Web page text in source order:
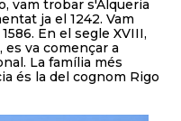
vam trobar s'Alqueria
ja el 1242. Vam
En el segle XVIII,
es va començar a
La família més
és la del cognom Rigo